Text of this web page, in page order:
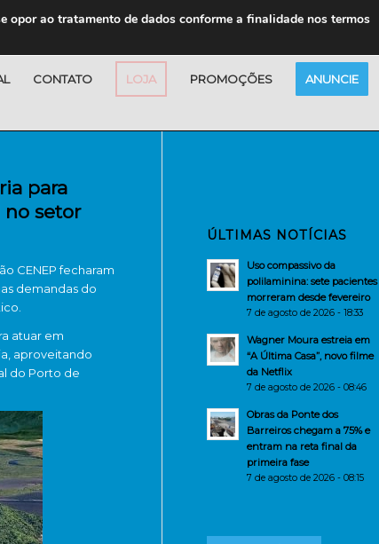
CONTATO LOJA PROMOÇÕES ANUNCIE
para
setor
CENEP fecharam
demandas do
atuar em
aproveitando
do Porto de
ÚLTIMAS NOTÍCIAS
Uso compassivo da
polilaminina: sete pacientes
morreram desde fevereiro
7 de agosto de 2026 - 18:33
Wagner Moura estreia em
“A Última Casa”, novo filme
da Netflix
7 de agosto de 2026 - 08:46
Obras da Ponte dos
Barreiros chegam a 75% e
entram na reta final da
primeira fase
7 de agosto de 2026 - 08:15
opor ao tratamento de dados conforme a finalidade nos termos